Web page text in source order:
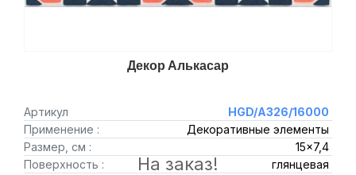
Декор Алькасар
Артикул
HGD/A326/16000
Применение :
Декоративные элементы
Размер, см :
15x7,4
Поверхность :
глянцевая
На заказ!